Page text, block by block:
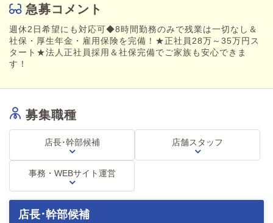
急募コメント
週休2日希望にも対応可◆8時間勤務のみで残業は一切なし＆
社保・厚生年金・雇用保険を完備！★正社員28万～35万円ス
タート★法人正社員採用＆社保完備でご家族も安心できま
す！
募集職種
店長･幹部候補 店舗スタッフ
事務・WEBサイト運営
店長･幹部候補